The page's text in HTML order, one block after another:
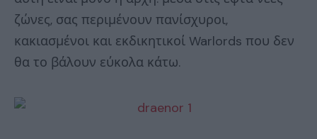
ζώνες, σας περιμένουν πανίσχυροι,
κακιασμένοι και εκδικητικοί Warlords που δεν
θα το βάλουν εύκολα κάτω.